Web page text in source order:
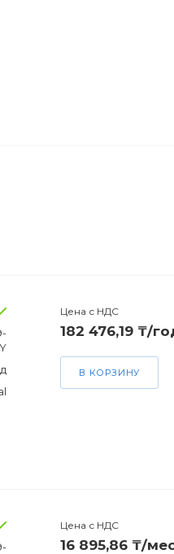
Цена с НДС
182 476,19 ₸/
В КОРЗИНУ
Цена с НДС
16 895,86 ₸/